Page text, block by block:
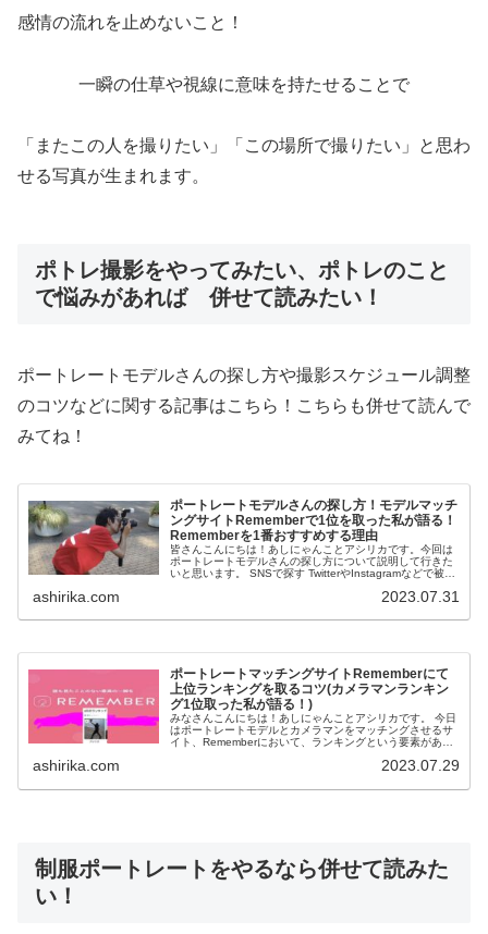
感情の流れを止めないこと！
一瞬の仕草や視線に意味を持たせることで
「またこの人を撮りたい」「この場所で撮りたい」と思わ
せる写真が生まれます。
ポトレ撮影をやってみたい、ポトレのこと
で悩みがあれば 併せて読みたい！
ポートレートモデルさんの探し方や撮影スケジュール調整
のコツなどに関する記事はこちら！こちらも併せて読んで
みてね！
ポートレートモデルさんの探し方！モデルマッチ
ングサイトRememberで1位を取った私が語る！
Rememberを1番おすすめする理由
皆さんこんにちは！あしにゃんことアシリカです。今回は
ポートレートモデルさんの探し方について説明して行きた
いと思います。 SNSで探す TwitterやInstagramなどで被写
ashirika.com 2023.07.31
ポートレートマッチングサイトRememberにて
上位ランキングを取るコツ(カメラマンランキン
グ1位取った私が語る！)
みなさんこんにちは！あしにゃんことアシリカです。 今日
はポートレートモデルとカメラマンをマッチングさせるサ
イト、Rememberにおいて、ランキングという要素があり
ashirika.com 2023.07.29
制服ポートレートをやるなら併せて読みた
い！